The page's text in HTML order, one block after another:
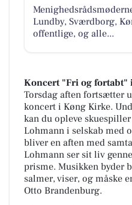
Lundby, Sværdborg,
offentlige, og alle...
Koncert "Fri og fortabt"
Torsdag aften fortsætter
koncert i Køng Kirke.
kan du opleve
Lohmann i selskab med
bliver en aften med
Lohmann ser sit liv
prisme. Musikken byder
salmer, viser, og måske
Otto Brandenburg.